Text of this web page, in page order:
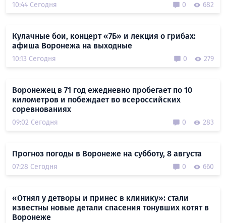
10:44 Сегодня 0 682
Кулачные бои, концерт «7Б» и лекция о грибах:
афиша Воронежа на выходные
10:13 Сегодня 0 279
Воронежец в 71 год ежедневно пробегает по 10
километров и побеждает во всероссийских
соревнованиях
09:02 Сегодня 0 283
Прогноз погоды в Воронеже на субботу, 8 августа
07:28 Сегодня 0 660
«Отнял у детворы и принес в клинику»: стали
известны новые детали спасения тонувших котят в
Воронеже